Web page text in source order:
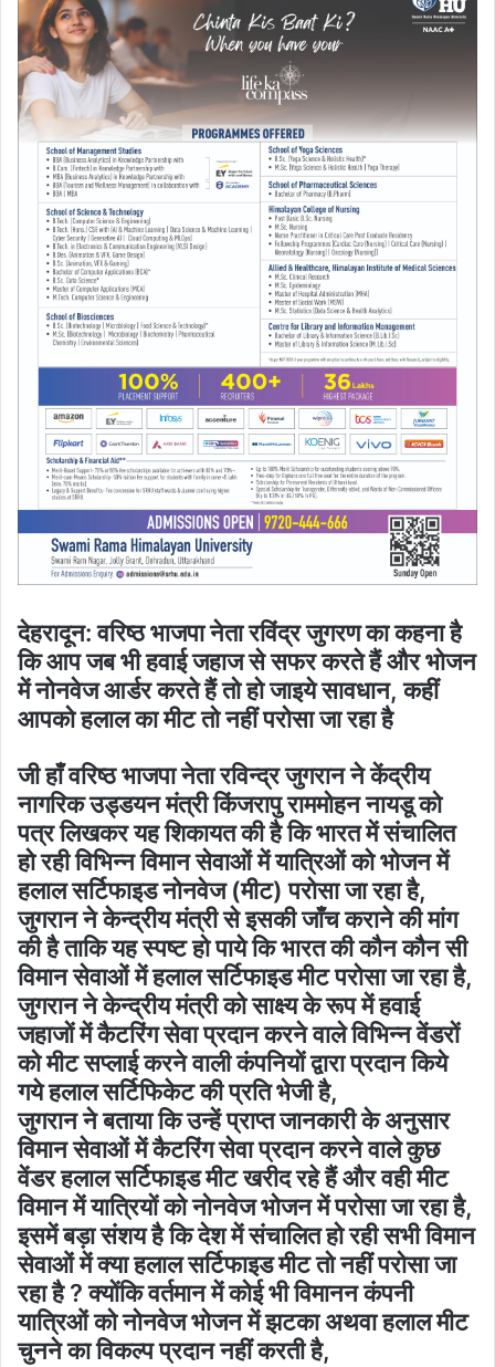
देहरादून: वरिष्ठ भाजपा नेता रविंद्र जुगरण का कहना है
कि आप जब भी हवाई जहाज से सफर करते हैं और भोजन
में नोनवेज आर्डर करते हैं तो हो जाइये सावधान, कहीं
आपको हलाल का मीट तो नहीं परोसा जा रहा है
जी हाँ वरिष्ठ भाजपा नेता रविन्द्र जुगरान ने केंद्रीय
नागरिक उड्डयन मंत्री किंजरापु राममोहन नायडू को
पत्र लिखकर यह शिकायत की है कि भारत में संचालित
हो रही विभिन्न विमान सेवाओं में यात्रिओं को भोजन में
हलाल सर्टिफाइड नोनवेज (मीट) परोसा जा रहा है,
जुगरान ने केन्द्रीय मंत्री से इसकी जाँच कराने की मांग
की है ताकि यह स्पष्ट हो पाये कि भारत की कौन कौन सी
विमान सेवाओं में हलाल सर्टिफाइड मीट परोसा जा रहा है,
जुगरान ने केन्द्रीय मंत्री को साक्ष्य के रूप में हवाई
जहाजों में कैटरिंग सेवा प्रदान करने वाले विभिन्न वेंडरों
को मीट सप्लाई करने वाली कंपनियों द्वारा प्रदान किये
गये हलाल सर्टिफिकेट की प्रति भेजी है,
जुगरान ने बताया कि उन्हें प्राप्त जानकारी के अनुसार
विमान सेवाओं में कैटरिंग सेवा प्रदान करने वाले कुछ
वेंडर हलाल सर्टिफाइड मीट खरीद रहे हैं और वही मीट
विमान में यात्रियों को नोनवेज भोजन में परोसा जा रहा है,
इसमें बड़ा संशय है कि देश में संचालित हो रही सभी विमान
सेवाओं में क्या हलाल सर्टिफाइड मीट तो नहीं परोसा जा
रहा है ? क्योंकि वर्तमान में कोई भी विमानन कंपनी
यात्रिओं को नोनवेज भोजन में झटका अथवा हलाल मीट
चुनने का विकल्प प्रदान नहीं करती है,